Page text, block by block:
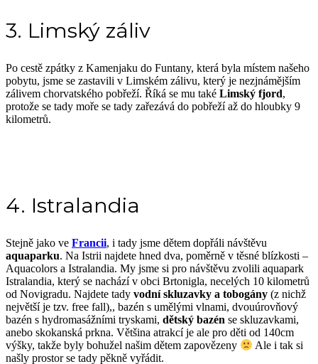
3. Limský záliv
Po cestě zpátky z Kamenjaku do Funtany, která byla místem našeho
pobytu, jsme se zastavili v Limském zálivu, který je nezjnámějším
zálivem chorvatského pobřeží. Říká se mu také Limský fjord,
protože se tady moře se tady zařezává do pobřeží až do hloubky 9
kilometrů.
4. Istralandia
Stejně jako ve Francii, i tady jsme dětem dopřáli návštěvu
aquaparku. Na Istrii najdete hned dva, poměrně v těsné blízkosti –
Aquacolors a Istralandia. My jsme si pro návštěvu zvolili aquapark
Istralandia, který se nacházív obci Brtonigla, necelých 10 kilometrů
od Novigradu. Najdete tady vodní skluzavky a tobogány (z nichž
největší je tzv. free fall),, bazén s umělými vlnami, dvouúrovňový
bazén s hydromasážními tryskami, dětský bazén se skluzavkami,
anebo skokanská prkna. Většina atrakcí je ale pro děti od 140cm
výšky, takže byly bohužel našim dětem zapovězeny
Ale i tak si
našly prostor se tady pěkně vyřádit.